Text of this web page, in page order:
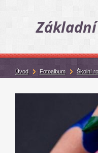
Úvod Fotoalbum Školní